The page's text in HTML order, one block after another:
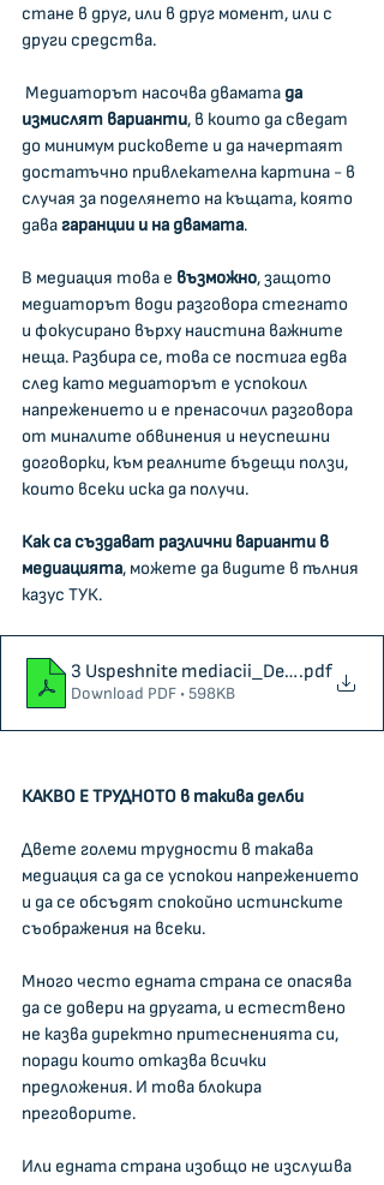
стане в друг, или в друг момент, или с
други средства.
Медиаторът насочва двамата да
измислят варианти, в които да сведат
до минимум рисковете и да начертаят
достатъчно привлекателна картина - в
случая за поделянето на къщата, която
дава гаранции и на двамата.
В медиация това е възможно, защото
медиаторът води разговора стегнато
и фокусирано върху наистина важните
неща. Разбира се, това се постига едва
след като медиаторът е успокоил
напрежението и е пренасочил разговора
от миналите обвинения и неуспешни
договорки, към реалните бъдещи ползи,
които всеки иска да получи.
Как са създават различни варианти в
медиацията, можете да видите в пълния
казус ТУК.
3 Uspeshnite mediacii_Delba sys skriti
.pdf
Download PDF • 598KB
КАКВО Е ТРУДНОТО в такива делби
Двете големи трудности в такава
медиация са да се успокои напрежението
и да се обсъдят спокойно истинските
съображения на всеки.
Много често едната страна се опасява
да се довери на другата, и естествено
не казва директно притесненията си,
поради които отказва всички
предложения. И това блокира
преговорите.
Или едната страна изобщо не изслушва